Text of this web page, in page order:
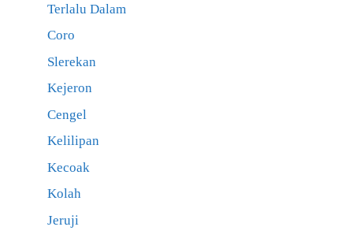
Terlalu Dalam
Coro
Slerekan
Kejeron
Cengel
Kelilipan
Kecoak
Kolah
Jeruji